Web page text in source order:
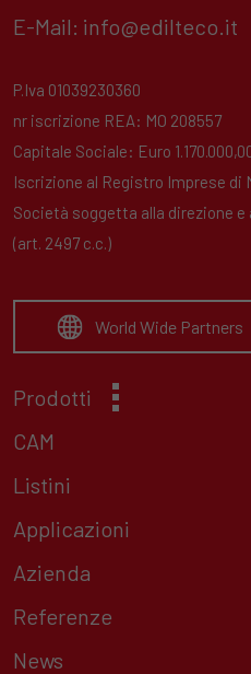
E-Mail: info@edilteco.it
P.Iva 01039230360
nr iscrizione REA: MO 208557
Capitale Sociale: Euro
Iscrizione al Registro Imprese di
Società soggetta alla direzione e
(art. 2497 c.c.)
World Wide Partners
Prodotti
CAM
Listini
Applicazioni
Azienda
Referenze
News